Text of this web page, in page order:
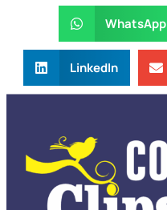
WhatsApp
LinkedIn